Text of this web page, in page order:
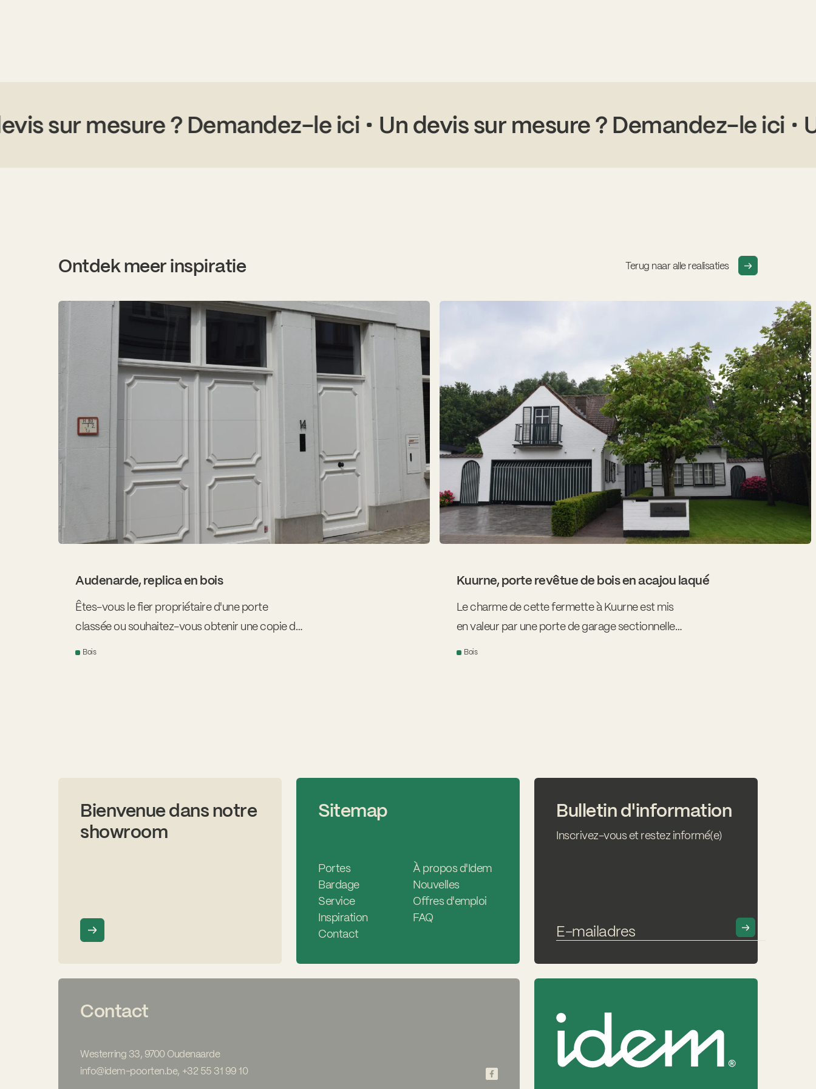
devis sur mesure ? Demandez-le ici Un devis sur mesure ? Demandez-le
Ontdek meer inspiratie Terug naar alle realisaties
Audenarde, replica en bois
Êtes-vous le fier propriétaire d'une porte
classée ou souhaitez-vous obtenir une copie de
la porte d'origine ?
Bois
Kuurne, porte revêtue de bois en acajou laqué
Le charme de cette fermette à Kuurne est mis
en valeur par une porte de garage sectionnelle
revêtue de bois dur afselia, personnalisée avec
Bois
Bienvenue dans notre
showroom
Sitemap
Portes
Bardage
Service
Inspiration
Contact
À propos d'Idem
Nouvelles
Offres d'emploi
FAQ
Bulletin d'information
Inscrivez-vous et restez informé(e)
Contact
Westerring 33, 9700 Oudenaarde
info@idem-poorten.be, +32 55 31 99 10